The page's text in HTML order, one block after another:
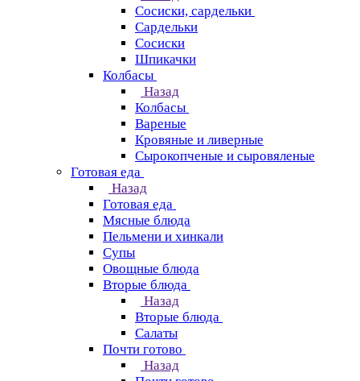
Сосиски, сардельки
Сардельки
Сосиски
Шпикачки
Колбасы
Назад
Колбасы
Вареные
Кровяные и ливерные
Сырокопченые и сыровяленые
Готовая еда
Назад
Готовая еда
Мясные блюда
Пельмени и хинкали
Супы
Овощные блюда
Вторые блюда
Назад
Вторые блюда
Салаты
Почти готово
Назад